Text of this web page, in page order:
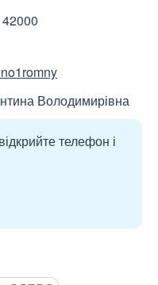
42000
Володимирівна
телефон і